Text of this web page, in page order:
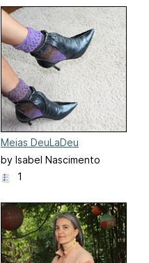
Meias DeuLaDeu
by Isabel Nascimento
1